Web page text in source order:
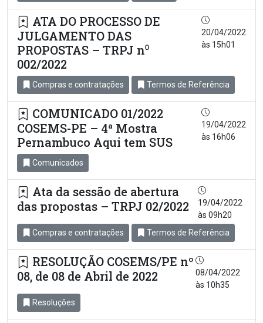
ATA DO PROCESSO DE
JULGAMENTO DAS
PROPOSTAS – TRPJ n⁰
002/2022
20/04/2022
às 15h01
Compras e contratações Termos de Referência
COMUNICADO 01/2022
COSEMS-PE – 4ª Mostra
Pernambuco Aqui tem SUS
19/04/2022
às 16h06
Comunicados
Ata da sessão de abertura
das propostas – TRPJ 02/2022
19/04/2022
às 09h20
Compras e contratações
Termos de Referência
RESOLUÇÃO COSEMS/PE nº
08, de 08 de Abril de 2022
08/04/2022
às 10h35
Resoluções